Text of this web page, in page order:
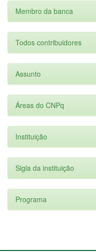
Membro da banca
Todos contribuidores
Assunto
Áreas do CNPq
Instituição
Sigla da instituição
Programa